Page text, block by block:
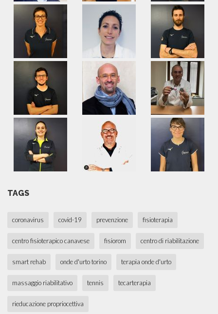
TAGS
coronavirus covid-19 prevenzione fisioterapia
centro fisioterapico canavese fisiorom centro di riabilitazione
smart rehab onde d'urto torino terapia onde d'urto
massaggio riabilitativo tennis tecarterapia
rieducazione propriocettiva